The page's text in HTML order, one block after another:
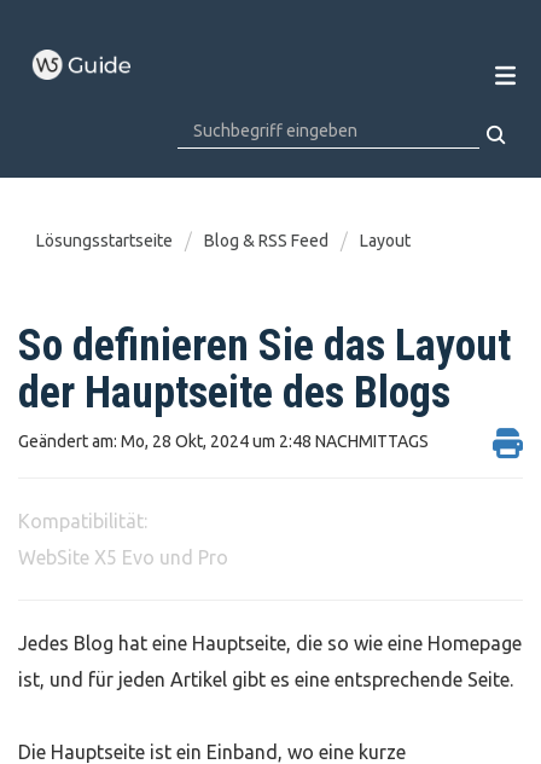
Lösungsstartseite Blog & RSS Feed Layout
So definieren Sie das Layout
der Hauptseite des Blogs
Geändert am: Mo, 28 Okt, 2024 um 2:48 NACHMITTAGS
Kompatibilität:
WebSite X5 Evo und Pro
Jedes Blog hat eine Hauptseite, die so wie eine Homepage
ist, und für jeden Artikel gibt es eine entsprechende Seite.
Die Hauptseite ist ein Einband, wo eine kurze